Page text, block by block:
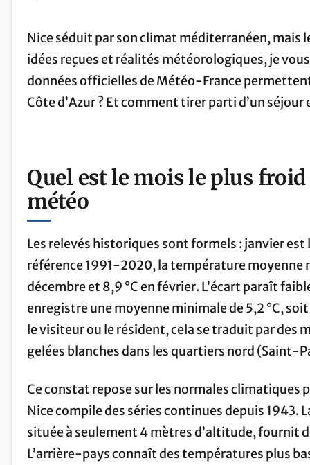
Nice séduit par son climat méditerranéen, mais
idées reçues et réalités météorologiques, je
données officielles de Météo-France
Côte d’Azur ? Et comment tirer parti d’un
Quel est le mois le plus froid
météo
Les relevés historiques sont formels : janvier est
référence 1991-2020, la température moyenne
décembre et 8,9 °C en février. L’écart paraît
enregistre une moyenne minimale de 5,2 °C,
le visiteur ou le résident, cela se traduit par des
gelées blanches dans les quartiers nord (Saint-
Ce constat repose sur les normales climatiques
Nice compile des séries continues depuis 1943.
située à seulement 4 mètres d’altitude, fournit
L’arrière-pays connaît des températures plus